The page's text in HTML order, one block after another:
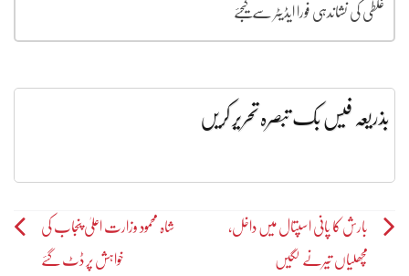
غلطی کی نشاندہی فورا ایڈیٹر سے کیجئے
بذریعہ فیس بک تبصرہ تحریر کریں
Post
navigation
بارش کا پانی اسپتال میں داخل،
مچھلیاں تیرنے لگیں
شاہ محمود وزارت اعلیٰ پنجاب کی
خواہش پر ڈٹ گئے